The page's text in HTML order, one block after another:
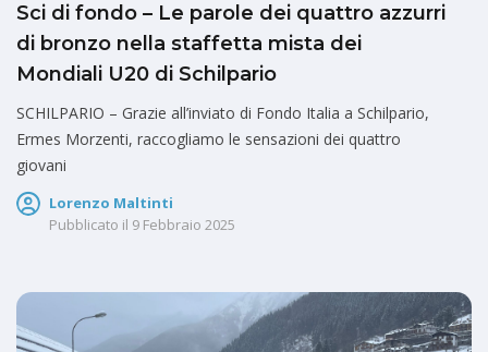
Sci di fondo – Le parole dei quattro azzurri
di bronzo nella staffetta mista dei
Mondiali U20 di Schilpario
SCHILPARIO – Grazie all’inviato di Fondo Italia a Schilpario,
Ermes Morzenti, raccogliamo le sensazioni dei quattro
giovani
Lorenzo Maltinti
Pubblicato il 9 Febbraio 2025